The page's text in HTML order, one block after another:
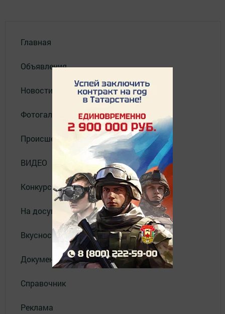
Главная
Объявления
Новости
Фотогалерея
Происшествия
ВИДЕО
Конкурсы
На досуге
Вкусности
Документы
Справочник
Реклама